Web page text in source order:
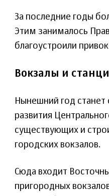
За последние годы
Этим занималось
благоустроили
Вокзалы и
Нынешний год
развития
существующих и
городских вокзалов.
Сюда входит
пригородных